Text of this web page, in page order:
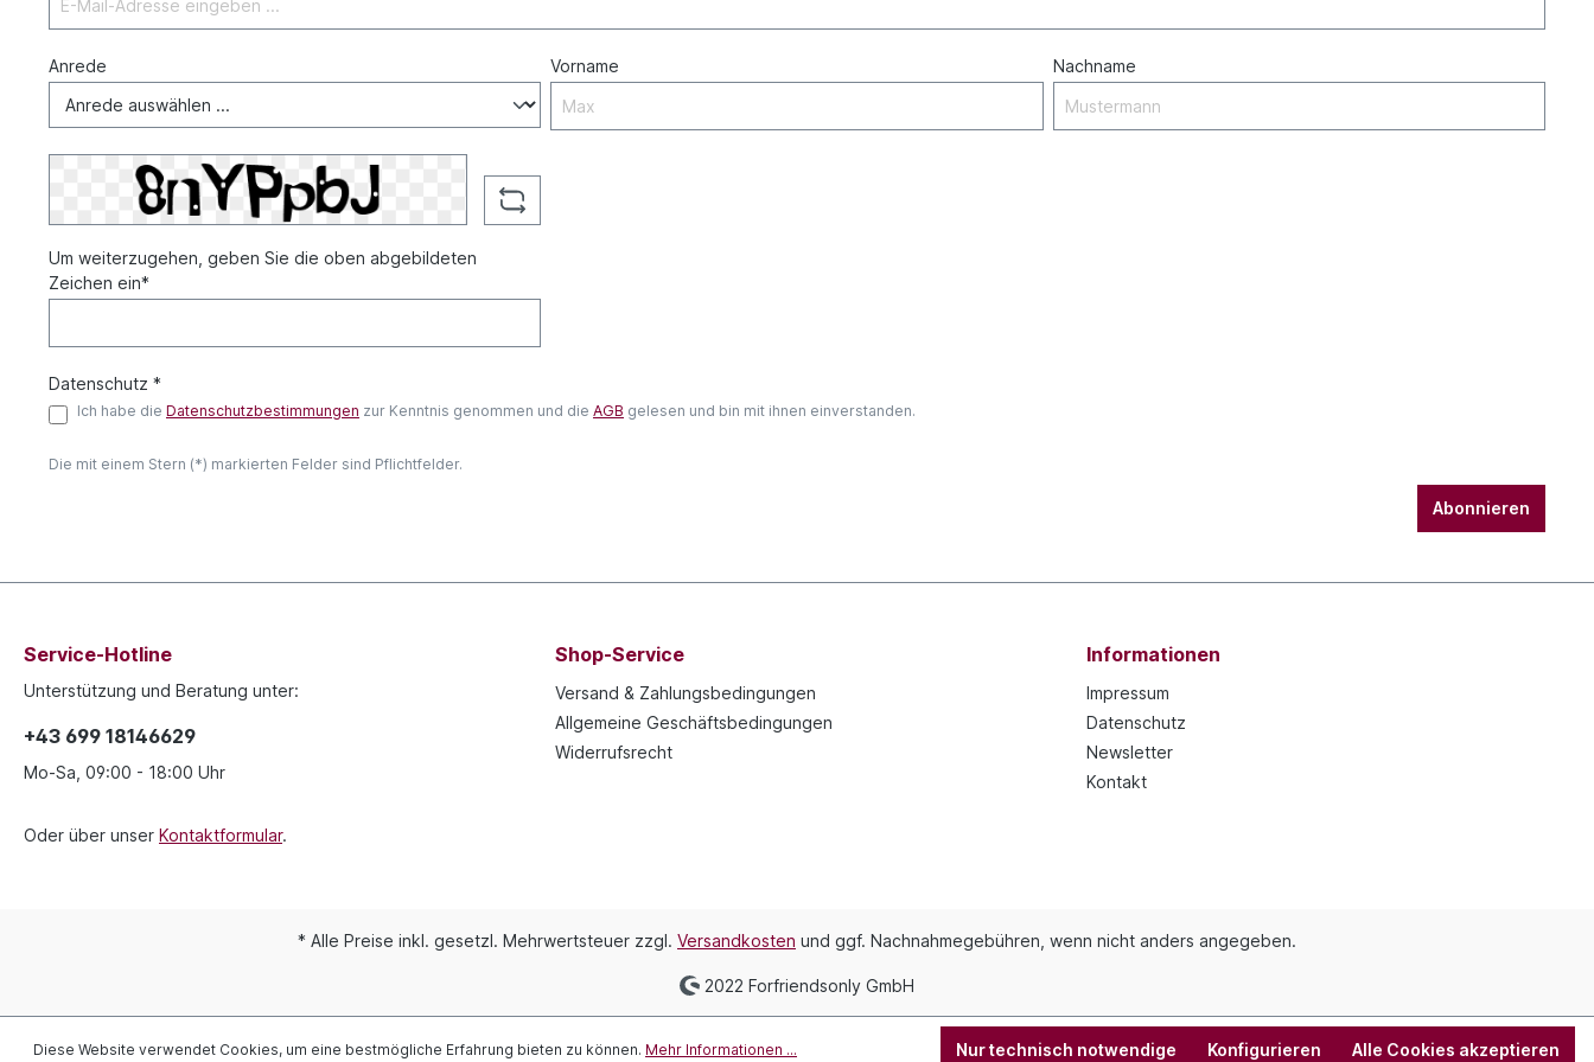
Anrede Vorname Nachname
Um weiterzugehen, geben Sie die oben abgebildeten
Zeichen ein*
Datenschutz *
Ich habe die Datenschutzbestimmungen zur Kenntnis genommen und die AGB gelesen und bin mit ihnen einverstanden.
Die mit einem Stern (*) markierten Felder sind Pflichtfelder.
Abonnieren
Service-Hotline
Unterstützung und Beratung unter:
+43 699 18146629
Mo-Sa, 09:00 - 18:00 Uhr
Oder über unser Kontaktformular.
Shop-Service
Versand & Zahlungsbedingungen
Allgemeine Geschäftsbedingungen
Widerrufsrecht
Informationen
Impressum
Datenschutz
Newsletter
Kontakt
* Alle Preise inkl. gesetzl. Mehrwertsteuer zzgl. Versandkosten und ggf. Nachnahmegebühren, wenn nicht anders angegeben.
2022 Forfriendsonly GmbH
Diese Website verwendet Cookies, um eine bestmögliche Erfahrung bieten zu können. Mehr Informationen ... Nur technisch notwendige Konfigurieren Alle Cookies akzeptieren